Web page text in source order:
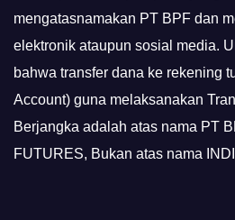
mengatasnamakan PT BPF dan
elektronik ataupun sosial media.
bahwa transfer dana ke rekening
Account) guna melaksanakan
Berjangka adalah atas nama PT
FUTURES, Bukan atas nama